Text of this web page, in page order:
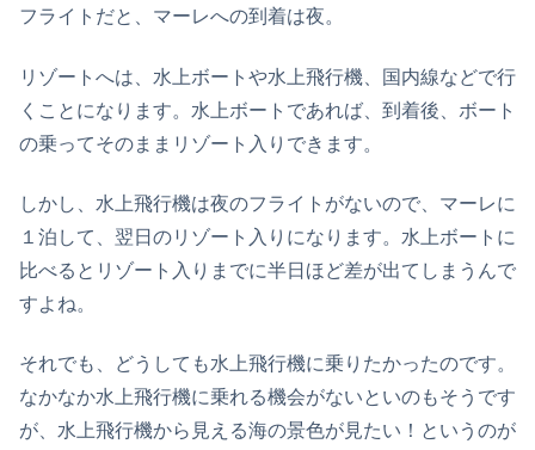
フライトだと、マーレへの到着は夜。
リゾートへは、水上ボートや水上飛行機、国内線などで行
くことになります。水上ボートであれば、到着後、ボート
の乗ってそのままリゾート入りできます。
しかし、水上飛行機は夜のフライトがないので、マーレに
１泊して、翌日のリゾート入りになります。水上ボートに
比べるとリゾート入りまでに半日ほど差が出てしまうんで
すよね。
それでも、どうしても水上飛行機に乗りたかったのです。
なかなか水上飛行機に乗れる機会がないといのもそうです
が、水上飛行機から見える海の景色が見たい！というのが